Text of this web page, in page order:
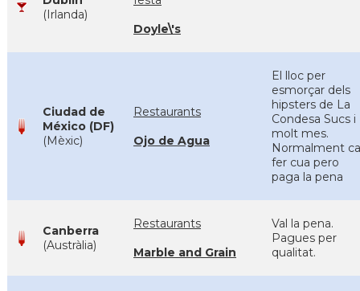
(Irlanda)
Doyle\'s
Ciudad de
México (DF)
(Mèxic)
Restaurants
Ojo de Agua
El lloc per
esmorçar dels
hipsters de La
Condesa Sucs i
molt mes.
Normalment
fer cua pero
paga la pena
Canberra
(Austràlia)
Restaurants
Marble and Grain
Val la pena.
Pagues per
qualitat.